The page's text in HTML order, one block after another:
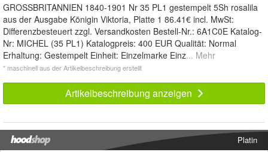
GROSSBRITANNIEN 1840-1901 Nr 35 PL1 gestempelt 5Sh rosalila
aus der Ausgabe Königin Viktoria, Platte 1 86.41€ incl. MwSt:
Differenzbesteuert zzgl. Versandkosten Bestell-Nr.: 6A1C0E Katalog-
Nr: MICHEL (35 PL1) Katalogpreis: 400 EUR Qualität: Normal
Erhaltung: Gestempelt Einheit: Einzelmarke Einz... Mehr
* maschinell aus der Artikelbeschreibung erstellt
Artikelbeschreibung anzeigen
Platin